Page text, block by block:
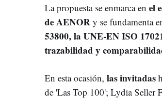
La propuesta se enmarca en el
de AENOR y se fundamenta
53800, la UNE-EN ISO
trazabilidad y
En esta ocasión, las invitadas
de 'Las Top 100'; Lydia